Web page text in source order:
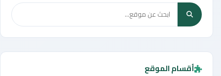
أقسام الموقع